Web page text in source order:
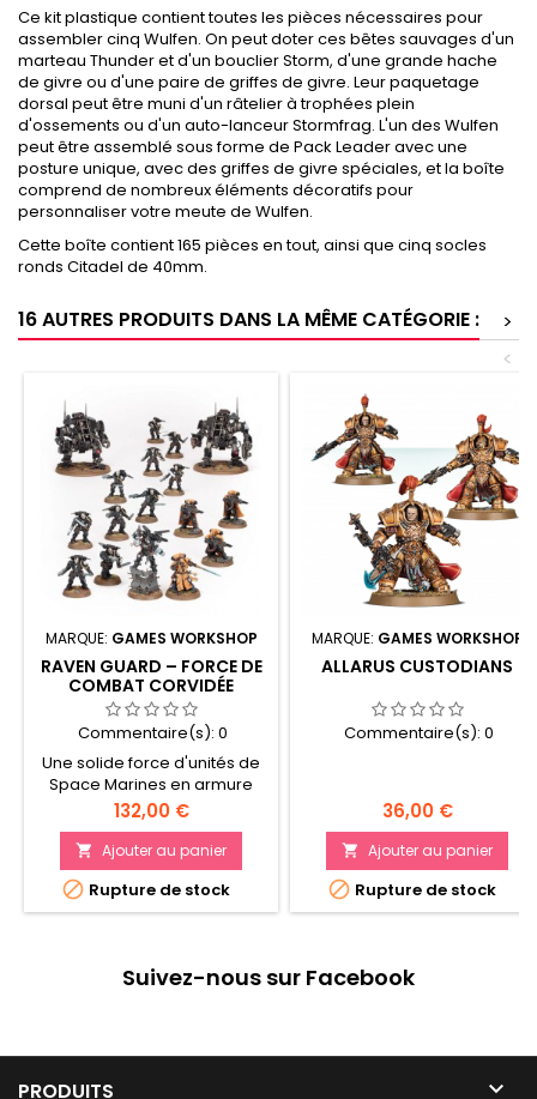
Ce kit plastique contient toutes les pièces nécessaires pour
assembler cinq Wulfen. On peut doter ces bêtes sauvages d'un
marteau Thunder et d'un bouclier Storm, d'une grande hache
de givre ou d'une paire de griffes de givre. Leur paquetage
dorsal peut être muni d'un râtelier à trophées plein
d'ossements ou d'un auto-lanceur Stormfrag. L'un des Wulfen
peut être assemblé sous forme de Pack Leader avec une
posture unique, avec des griffes de givre spéciales, et la boîte
comprend de nombreux éléments décoratifs pour
personnaliser votre meute de Wulfen.
Cette boîte contient 165 pièces en tout, ainsi que cinq socles
ronds Citadel de 40mm.
16 AUTRES PRODUITS DANS LA MÊME CATÉGORIE :
>
<
MARQUE: GAMES WORKSHOP
RAVEN GUARD – FORCE DE
COMBAT CORVIDÉE
Commentaire(s): 0
Une solide force d'unités de
Space Marines en armure
Phobos, incluant le Maître de
Chapitre de la Raven Guard,
Kayvaan Shrike Démarrez
une nouvelle armée ou
agrandissez une collection
existante, tout en faisant des
figurines en plastique
Prix
132,00 €
 Ajouter au panier
 Rupture de stock
MARQUE: GAMES WORKSHOP
ALLARUS CUSTODIANS
Commentaire(s): 0
Prix
36,00 €
 Ajouter au panier
 Rupture de stock
Suivez-nous sur Facebook
PRODUITS 